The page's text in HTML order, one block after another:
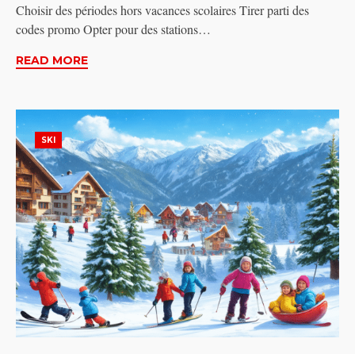
Choisir des périodes hors vacances scolaires Tirer parti des
codes promo Opter pour des stations…
READ MORE
SKI